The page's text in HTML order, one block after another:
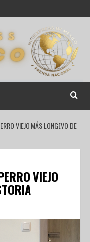
VIEJO MÁS LONGEVO DE
VIEJO